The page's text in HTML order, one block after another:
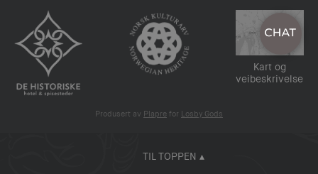
Kart og
veibeskrivelse
Produsert av Plapre for Losby Gods
TIL TOPPEN ▴